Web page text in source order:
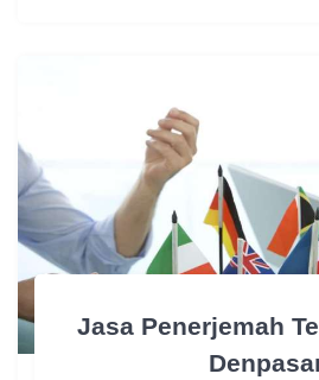
Jasa Penerjemah